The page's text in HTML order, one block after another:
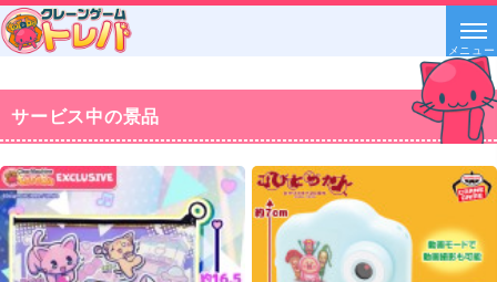
メニュー
サービス中の景品